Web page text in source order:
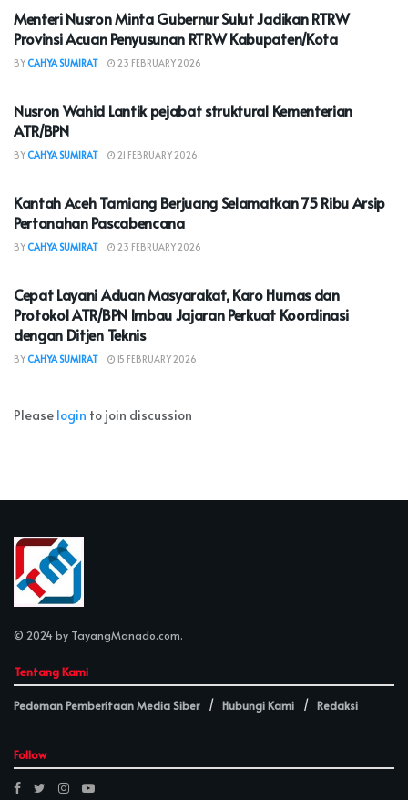
Menteri Nusron Minta Gubernur Sulut Jadikan RTRW
Provinsi Acuan Penyusunan RTRW Kabupaten/Kota
BYCAHYA SUMIRAT 23 FEBRUARY 2026
Nusron Wahid Lantik pejabat struktural Kementerian
ATR/BPN
BYCAHYA SUMIRAT 21 FEBRUARY 2026
Kantah Aceh Tamiang Berjuang Selamatkan 75 Ribu Arsip
Pertanahan Pascabencana
BYCAHYA SUMIRAT 23 FEBRUARY 2026
Cepat Layani Aduan Masyarakat, Karo Humas dan
Protokol ATR/BPN Imbau Jajaran Perkuat Koordinasi
dengan Ditjen Teknis
BYCAHYA SUMIRAT 15 FEBRUARY 2026
Please login to join discussion
© 2024 by TayangManado.com.
Tentang Kami
Pedoman Pemberitaan Media Siber Hubungi Kami Redaksi
Follow